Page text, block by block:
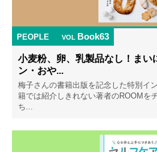
PEOPLE VOL Book63
小麦粉、卵、乳製品なし！まい
ン・おや...
梅子さんの書籍出版を記念した特別イ
籍では紹介しきれない著者のROOMを
ち...